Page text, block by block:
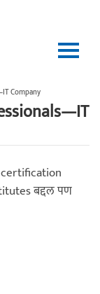
Company
certification
बद्दल पण